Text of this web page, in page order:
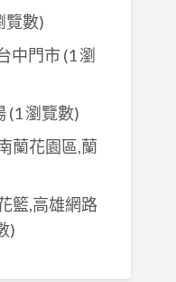
覽數)
中門市(1 瀏
(1 瀏覽數)
蘭花園區,蘭
籃,高雄網路
)